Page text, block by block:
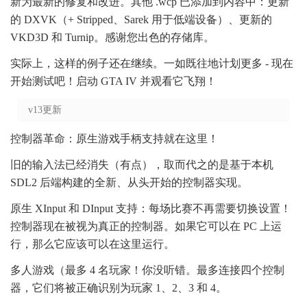
的 DXVK（+ Stripped、Sarek 用于低端设备）、更新的
VKD3D 和 Turnip。感谢您出色的存储库。
实际上，这样的例子还在继续。一如既往地计划更多 - 现在
开始测试吧！启动 GTA IV 并观看它飞翔！
v13更新
控制器革命：原生游戏手柄支持就在这里！
旧的输入法已经消失（有点），取而代之的是基于本机
SDL2 后端构建的全新、从头开始的控制器实现。
原生 XInput 和 DInput 支持：每场比赛不再需要切换设置！
控制器现在被视为真正的控制器。如果它可以在 PC 上运
行，那么它应该可以在这里运行。
多人游戏（最多 4 名玩家！你没听错。最多连接四个控制
器，它们将被正确识别为玩家 1、2、3 和 4。